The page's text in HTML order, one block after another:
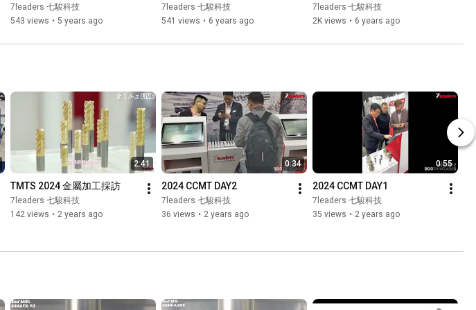
7leaders 七駿科技
543 views • 5 years ago
7leaders 七駿科技
541 views • 6 years ago
Tools
7leaders 七駿科技
2K views • 6 years ago
2:41
TMTS 2024 金屬加工採訪
7leaders 七駿科技
142 views • 2 years ago
0:34
2024 CCMT DAY2
7leaders 七駿科技
36 views • 2 years ago
0:55
2024 CCMT DAY1
7leaders 七駿科技
35 views • 2 years ago